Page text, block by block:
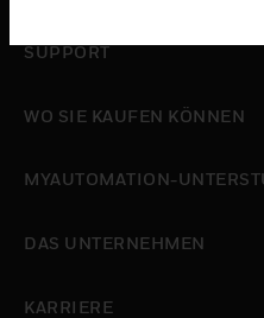
SUPPORT
WO SIE KAUFEN KÖNNEN
MYAUTOMATION-
DAS UNTERNEHMEN
KARRIERE